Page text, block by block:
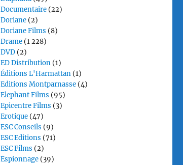
Documentaire (22)
Doriane (2)
Doriane Films (8)
Drame (1 228)
DVD (2)
ED Distribution (1)
Éditions L'Harmattan (1)
Editions Montparnasse (4)
Elephant Films (95)
Epicentre Films (3)
Erotique (47)
ESC Conseils (9)
ESC Editions (71)
ESC Films (2)
Espionnage (39)